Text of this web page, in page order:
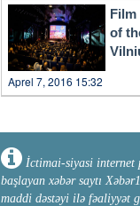
Film
of
Aprel 7, 2016 15:32
İctimai-siyasi internet
başlayan xəbər saytı
maddi dəstəyi ilə fəaliyyət